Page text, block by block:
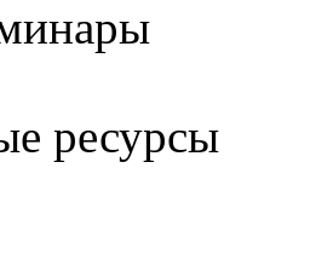
ресурсы